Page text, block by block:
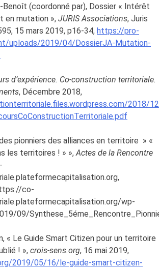
Benoît (coordonné par), Dossier « Intérêt
en mutation », JURIS Associations, Juris
15 mars 2019, p16-34, https://pro-
uploads/2019/04/DossierJA-Mutation-
d’expérience. Co-construction territoriale.
, Décembre 2018,
2018/
pionniers des alliances en territoire » «
les territoires ! » », Actes de la Rencontre
co-
wp-
09/
« Le Guide Smart Citizen pour un territoire
! », crois-sens.org, 16 mai 2019,
2019/05/16/le-guide-smart-citizen-